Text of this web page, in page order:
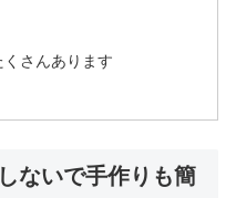
さんあります
ないで手作りも簡